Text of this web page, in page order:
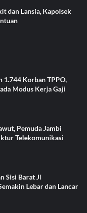
dan Lansia, Kapolsek
1.744 Korban TPPO,
Modus Kerja Gaji
Pemuda Jambi
Telekomunikasi
Sisi Barat Jl
Lebar dan Lancar